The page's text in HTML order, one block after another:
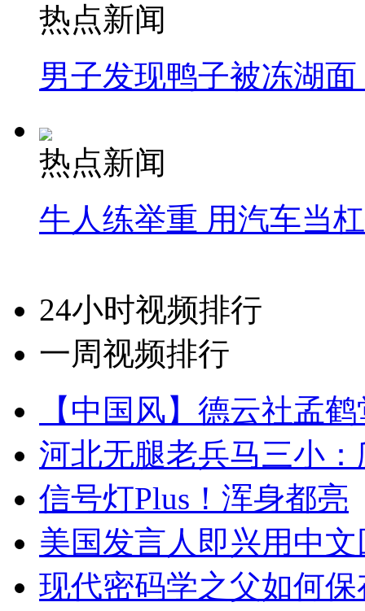
热点新闻
男子发现鸭子被冻湖
热点新闻
牛人练举重 用汽车当
24小时视频排行
一周视频排行
【中国风】德云社孟
河北无腿老兵马三小
信号灯Plus！浑身都亮
美国发言人即兴用中
现代密码学之父如何